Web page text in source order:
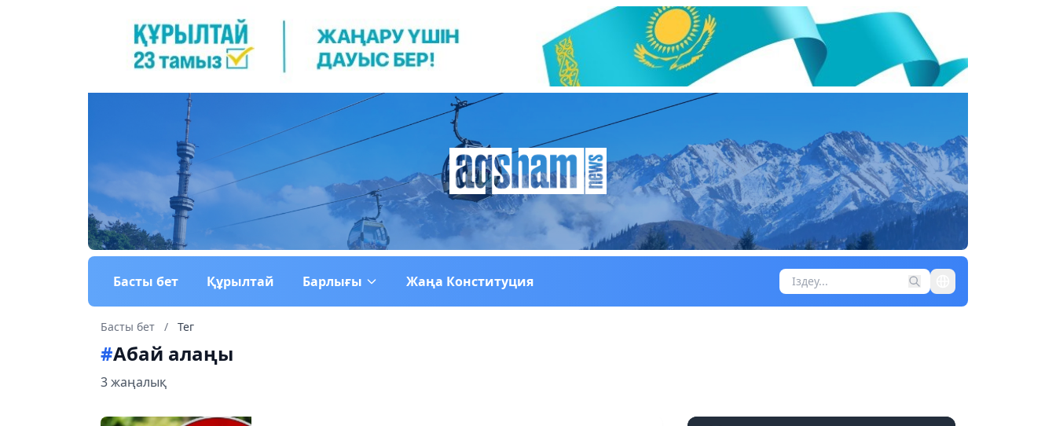
Басты бет Құрылтай Барлығы Жаңа Конституция
Басты бет / Тег
#Абай алаңы
3 жаңалық